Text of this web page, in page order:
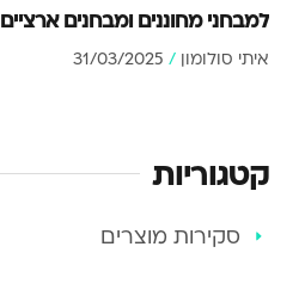
למבחני מחוננים ומבחנים ארציים
איתי סולומון
קטגוריות
סקירות מוצרים